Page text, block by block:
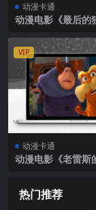
动漫卡通
动漫电影《最后的
VIP
动漫卡通
动漫电影《老雷斯
热门推荐